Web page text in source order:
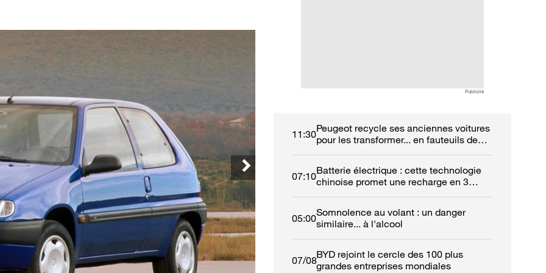
Publicité
11:30Peugeot recycle ses anciennes voitures
pour les transformer... en fauteuils de
07:10Batterie électrique : cette technologie
chinoise promet une recharge en 3
05:00Somnolence au volant : un danger
similaire... à l'alcool
07/08BYD rejoint le cercle des 100 plus
grandes entreprises mondiales